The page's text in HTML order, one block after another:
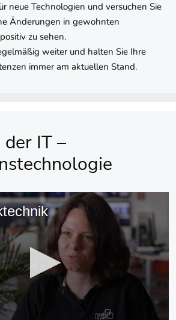
neue Technologien und versuchen Sie
Änderungen in gewohnten
zu sehen.
weiter und halten Sie Ihre
immer am aktuellen Stand.
der IT –